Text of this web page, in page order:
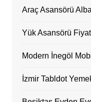
Araç Asansörü
Yük Asansörü
Modern İnegöl
İzmir Tabldot